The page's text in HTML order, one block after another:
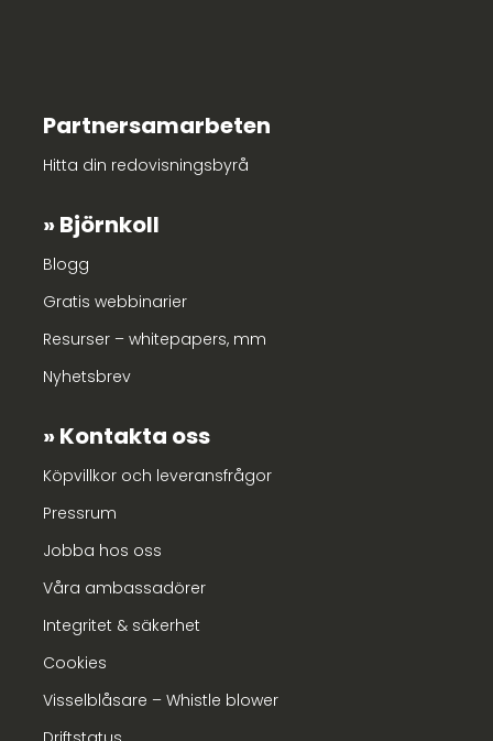
Partnersamarbeten
Hitta din redovisningsbyrå
Björnkoll
Blogg
Gratis webbinarier
Resurser – whitepapers, mm
Nyhetsbrev
Kontakta oss
Köpvillkor och leveransfrågor
Pressrum
Jobba hos oss
Våra ambassadörer
Integritet & säkerhet
Cookies
Visselblåsare – Whistle blower